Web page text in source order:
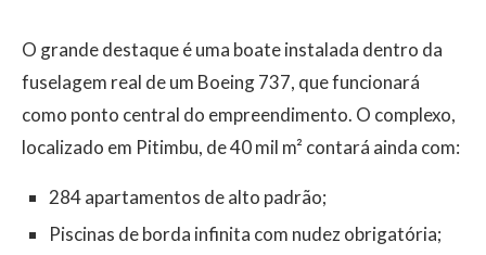
O grande destaque é uma boate instalada dentro da
fuselagem real de um Boeing 737, que funcionará
como ponto central do empreendimento. O complexo,
localizado em Pitimbu, de 40 mil m² contará ainda com:
284 apartamentos de alto padrão;
Piscinas de borda infinita com nudez obrigatória;